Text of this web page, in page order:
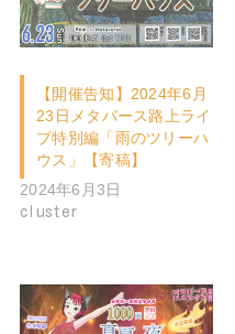
【開催告知】2024年6月
23日メタバース路上ライ
ブ特別編「雨のツリーハ
ウス」【寄稿】
2024年6月3日
cluster